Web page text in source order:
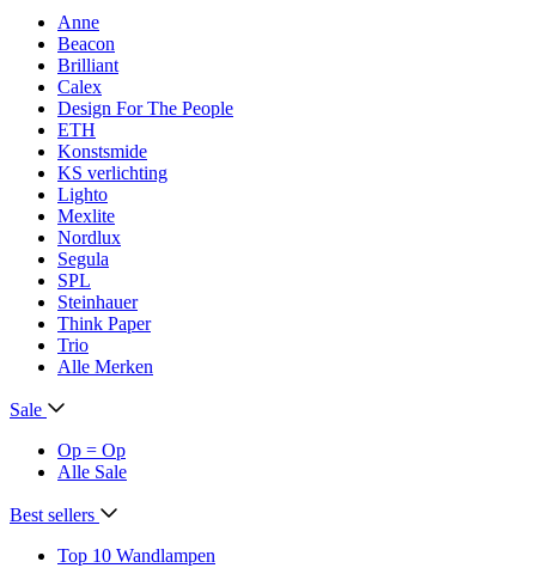
Anne
Beacon
Brilliant
Calex
Design For The People
ETH
Konstsmide
KS verlichting
Lighto
Mexlite
Nordlux
Segula
SPL
Steinhauer
Think Paper
Trio
Alle Merken
Sale
Op = Op
Alle Sale
Best sellers
Top 10 Wandlampen